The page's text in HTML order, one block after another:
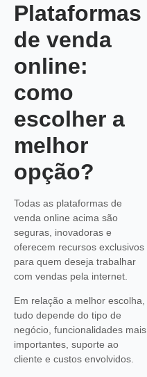
Plataformas
de venda
online:
como
escolher a
melhor
opção?
Todas as plataformas de
venda online acima são
seguras, inovadoras e
oferecem recursos exclusivos
para quem deseja trabalhar
com vendas pela internet.
Em relação a melhor escolha,
tudo depende do tipo de
negócio, funcionalidades mais
importantes, suporte ao
cliente e custos envolvidos.